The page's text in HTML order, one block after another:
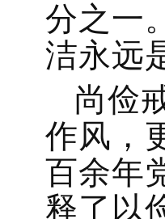
分之一
洁永远
尚俭
作风，
百余年
释了以